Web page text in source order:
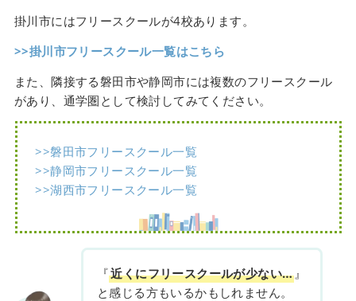
掛川市にはフリースクールが4校あります。
>>掛川市フリースクール一覧はこちら
また、隣接する磐田市や静岡市には複数のフリースクール
があり、通学圏として検討してみてください。
>>磐田市フリースクール一覧
>>静岡市フリースクール一覧
>>湖西市フリースクール一覧
『近くにフリースクールが少ない… 』
と感じる方もいるかもしれません。